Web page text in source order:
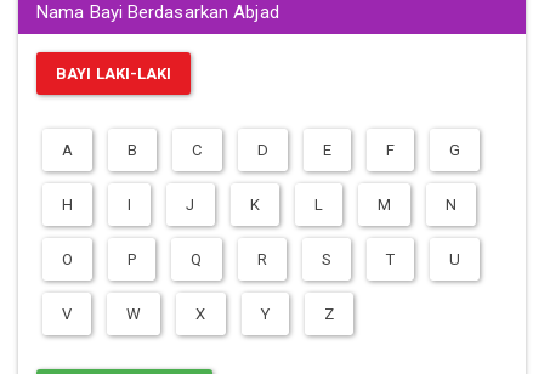
Nama Bayi Berdasarkan Abjad
BAYI LAKI-LAKI
A B C D E F G
H I J K L M N
O P Q R S T U
V W X Y Z